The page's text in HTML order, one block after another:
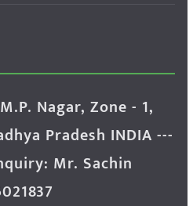
Nagar, Zone - 1,
Pradesh INDIA ---
Mr. Sachin